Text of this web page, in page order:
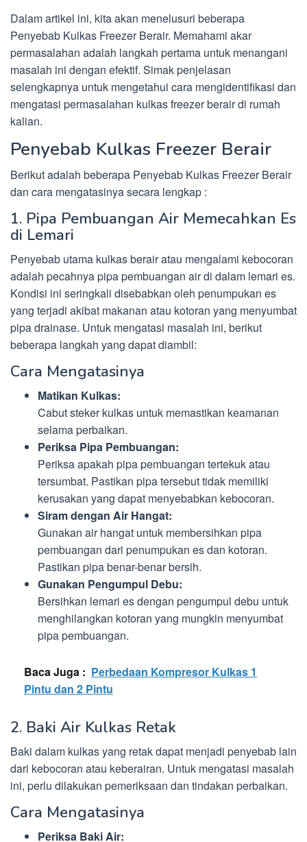
Dalam artikel ini, kita akan menelusuri beberapa
Penyebab Kulkas Freezer Berair. Memahami akar
permasalahan adalah langkah pertama untuk menangani
masalah ini dengan efektif. Simak penjelasan
selengkapnya untuk mengetahui cara mengidentifikasi dan
mengatasi permasalahan kulkas freezer berair di rumah
kalian.
Penyebab Kulkas Freezer Berair
Berikut adalah beberapa Penyebab Kulkas Freezer Berair
dan cara mengatasinya secara lengkap :
1. Pipa Pembuangan Air Memecahkan Es
di Lemari
Penyebab utama kulkas berair atau mengalami kebocoran
adalah pecahnya pipa pembuangan air di dalam lemari es.
Kondisi ini seringkali disebabkan oleh penumpukan es
yang terjadi akibat makanan atau kotoran yang menyumbat
pipa drainase. Untuk mengatasi masalah ini, berikut
beberapa langkah yang dapat diambil:
Cara Mengatasinya
Matikan Kulkas:
Cabut steker kulkas untuk memastikan keamanan
selama perbaikan.
Periksa Pipa Pembuangan:
Periksa apakah pipa pembuangan tertekuk atau
tersumbat. Pastikan pipa tersebut tidak memiliki
kerusakan yang dapat menyebabkan kebocoran.
Siram dengan Air Hangat:
Gunakan air hangat untuk membersihkan pipa
pembuangan dari penumpukan es dan kotoran.
Pastikan pipa benar-benar bersih.
Gunakan Pengumpul Debu:
Bersihkan lemari es dengan pengumpul debu untuk
menghilangkan kotoran yang mungkin menyumbat
pipa pembuangan.
Baca Juga : Perbedaan Kompresor Kulkas 1
Pintu dan 2 Pintu
2. Baki Air Kulkas Retak
Baki dalam kulkas yang retak dapat menjadi penyebab lain
dari kebocoran atau keberairan. Untuk mengatasi masalah
ini, perlu dilakukan pemeriksaan dan tindakan perbaikan.
Cara Mengatasinya
Periksa Baki Air: